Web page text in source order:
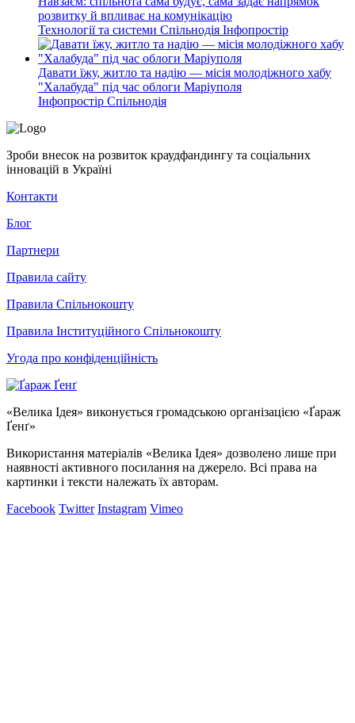
розвитку й впливає на комунікацію
Технології та системи Спільнодія Інфопростір
Давати їжу, житло та надію — місія молодіжного хабу
"Халабуда" під час облоги Маріуполя
Інфопростір Спільнодія
Зроби внесок на розвиток краудфандингу та соціальних
інновацій в Україні
Контакти
Блог
Партнери
Правила сайту
Правила Спільнокошту
Правила Інституційного Спільнокошту
Угода про конфіденційність
«Велика Ідея» виконується громадською організацією «Ґараж
Ґенґ»
Використання матеріалів «Велика Ідея» дозволено лише при
наявності активного посилання на джерело. Всі права на
картинки і тексти належать їх авторам.
Facebook Twitter Instagram Vimeo